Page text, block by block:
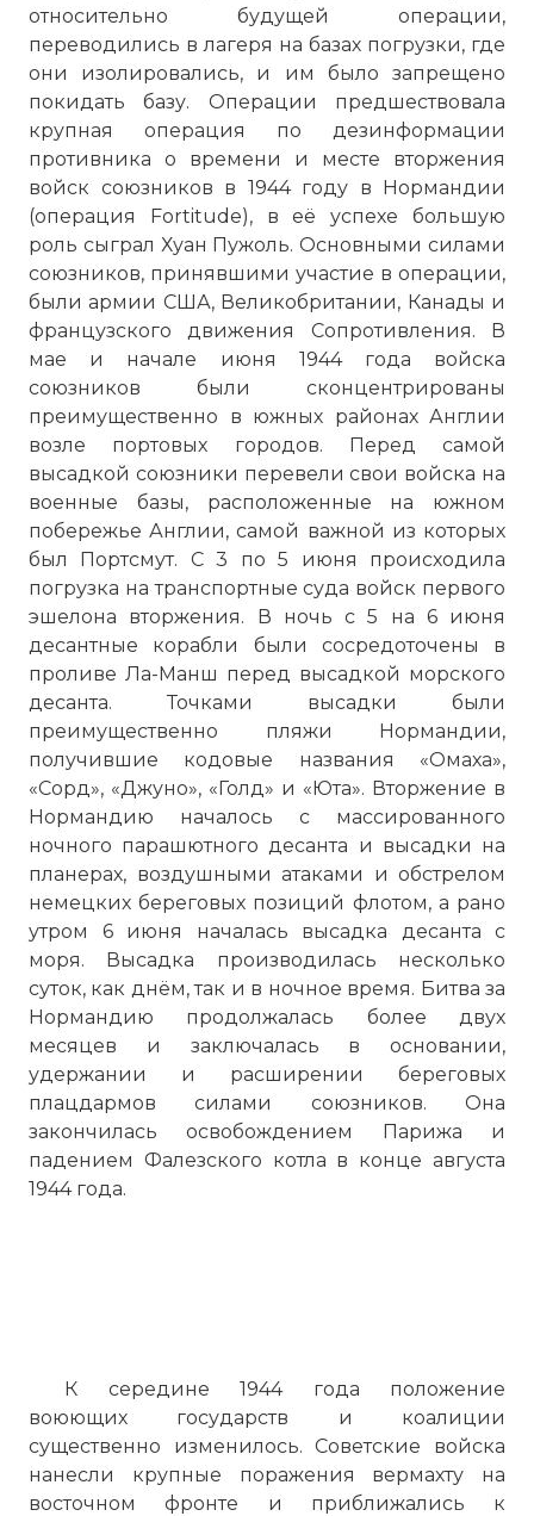
относительно будущей операции,
переводились в лагеря на базах погрузки, где
они изолировались, и им было запрещено
покидать базу. Операции предшествовала
крупная операция по дезинформации
противника о времени и месте вторжения
войск союзников в 1944 году в Нормандии
(операция Fortitude), в её успехе большую
роль сыграл Хуан Пужоль. Основными силами
союзников, принявшими участие в операции,
были армии США, Великобритании, Канады и
французского движения Сопротивления. В
мае и начале июня 1944 года войска
союзников были сконцентрированы
преимущественно в южных районах Англии
возле портовых городов. Перед самой
высадкой союзники перевели свои войска на
военные базы, расположенные на южном
побережье Англии, самой важной из которых
был Портсмут. С 3 по 5 июня происходила
погрузка на транспортные суда войск первого
эшелона вторжения. В ночь с 5 на 6 июня
десантные корабли были сосредоточены в
проливе Ла-Манш перед высадкой морского
десанта. Точками высадки были
преимущественно пляжи Нормандии,
получившие кодовые названия «Омаха»,
«Сорд», «Джуно», «Голд» и «Юта». Вторжение в
Нормандию началось с массированного
ночного парашютного десанта и высадки на
планерах, воздушными атаками и обстрелом
немецких береговых позиций флотом, а рано
утром 6 июня началась высадка десанта с
моря. Высадка производилась несколько
суток, как днём, так и в ночное время. Битва за
Нормандию продолжалась более двух
месяцев и заключалась в основании,
удержании и расширении береговых
плацдармов силами союзников. Она
закончилась освобождением Парижа и
падением Фалезского котла в конце августа
1944 года.
К середине 1944 года положение
воюющих государств и коалиции
существенно изменилось. Советские войска
нанесли крупные поражения вермахту на
восточном фронте и приближались к